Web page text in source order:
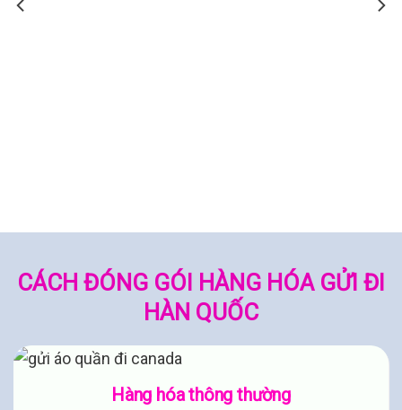
CÁCH ĐÓNG GÓI HÀNG HÓA GỬI ĐI
HÀN QUỐC
Hàng hóa thông thường